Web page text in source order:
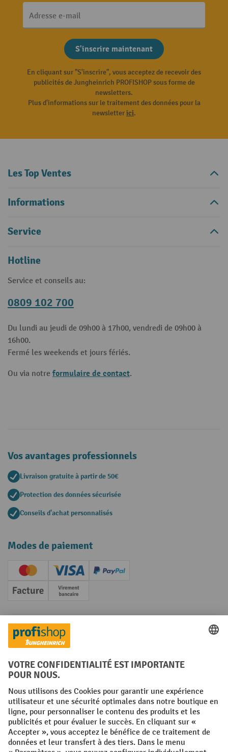
Adresse e-mail
S'inscrire maintenant
En cliquant sur "S'inscrire", vous acceptez de recevoir des
publicités de Jungheinrich PROFISHOP sous forme de
newsletters.
Plus d'informations sur le traitement des données pour la
newsletterici.
Les Top Ventes
Informations
Service
Hotline
Service et conseils au:
0809 102 700
Du lundi au jeudi de 09h00 à 17h00, vendredi de 09h00 à
16h00.
Fermé les weekends et jours fériés.
Ou via notre formulaire de contact.
Vos avantages professionnels
Livraison gratuite à partir de 50€
Protection des données sécurisée
Conseils d'achat personnalisés
Modes de paiement
Creditcard (Master)Creditcard (Visa)
PayPal
Facture Paiement anticipé
Réseaux sociaux
Facebook
YouTube
LinkedInInstagram
Conditions générales Mentions légales
Protection des Données Politique de cookies
All prices excl. VAT plusshipping costsand possible delivery charges,